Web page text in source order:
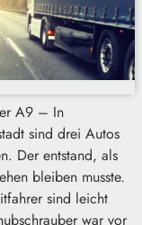
A9 – In
sind drei Autos
Der entstand, als
bleiben musste.
sind leicht
war vor